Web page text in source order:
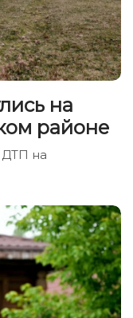
на
районе
ДТП на